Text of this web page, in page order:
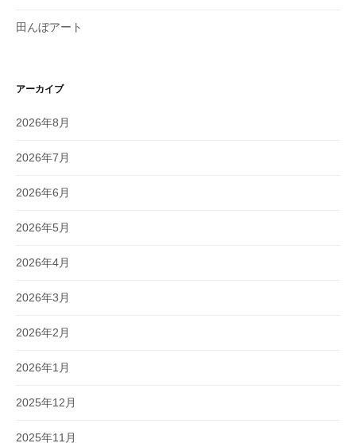
田んぼアート
アーカイブ
2026年8月
2026年7月
2026年6月
2026年5月
2026年4月
2026年3月
2026年2月
2026年1月
2025年12月
2025年11月